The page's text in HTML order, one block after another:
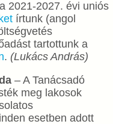
2021-2027. évi uniós
írtunk (angol
tartottunk a
. (Lukács András)
– A Tanácsadó
meg lakosok
esetben adott